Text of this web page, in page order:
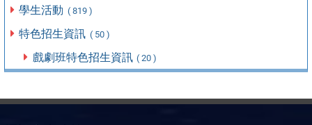
學生活動 ( 819 )
特色招生資訊 ( 50 )
戲劇班特色招生資訊 ( 20 )